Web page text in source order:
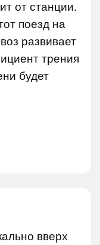
от станции.
поезд на
развивает
трения
будет
вверх